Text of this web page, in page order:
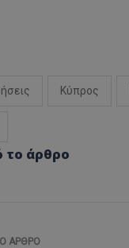
Κύπρος
το άρθρο
ΆΡΘΡΟ